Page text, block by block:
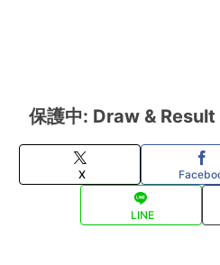
保護中: Draw & Result
X
LINE